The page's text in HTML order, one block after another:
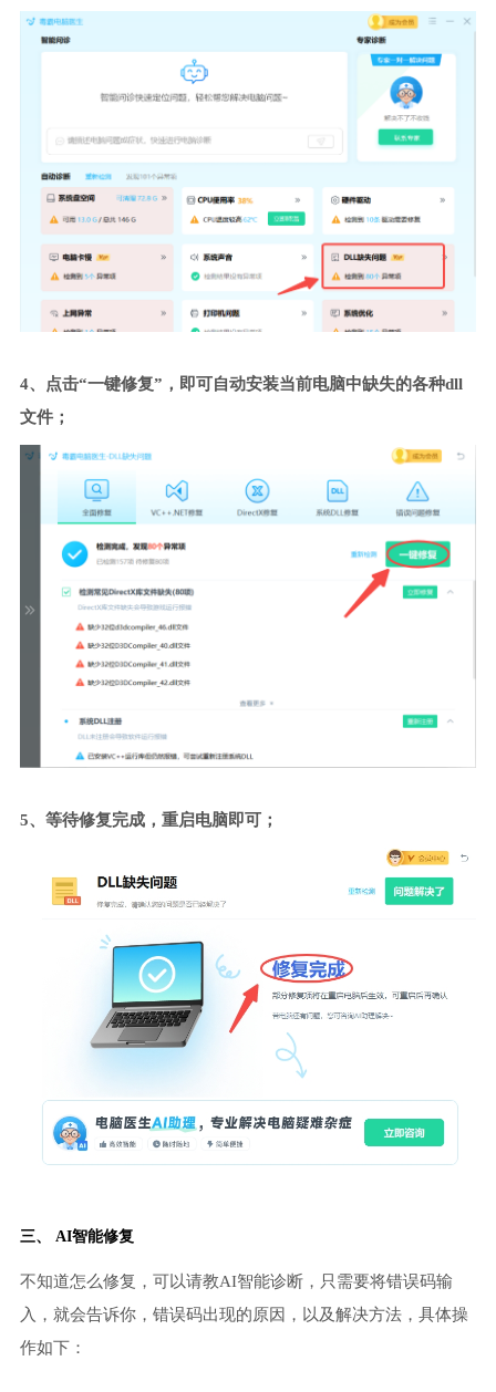
4、点击“一键修复”，即可自动安装当前电脑中缺失的各种dll
文件；
5、等待修复完成，重启电脑即可；
三、 AI智能修复
不知道怎么修复，可以请教AI智能诊断，只需要将错误码输
入，就会告诉你，错误码出现的原因，以及解决方法，具体操
作如下：